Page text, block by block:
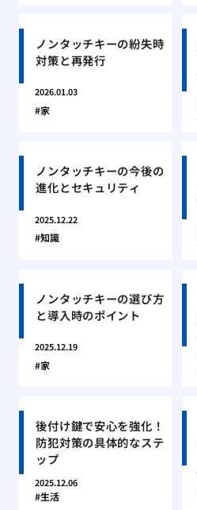
ノンタッチキーの紛失時
対策と再発行
2026.01.03
家
ノンタッチキーの今後の
進化とセキュリティ
2025.12.22
知識
ノンタッチキーの選び方
と導入時のポイント
2025.12.19
家
後付け鍵で安心を強化！
防犯対策の具体的なステ
ップ
2025.12.06
生活